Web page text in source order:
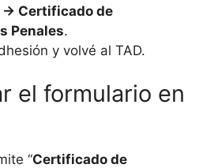
→ Certificado de
Penales.
y volvé al TAD.
el formulario en
“Certificado de